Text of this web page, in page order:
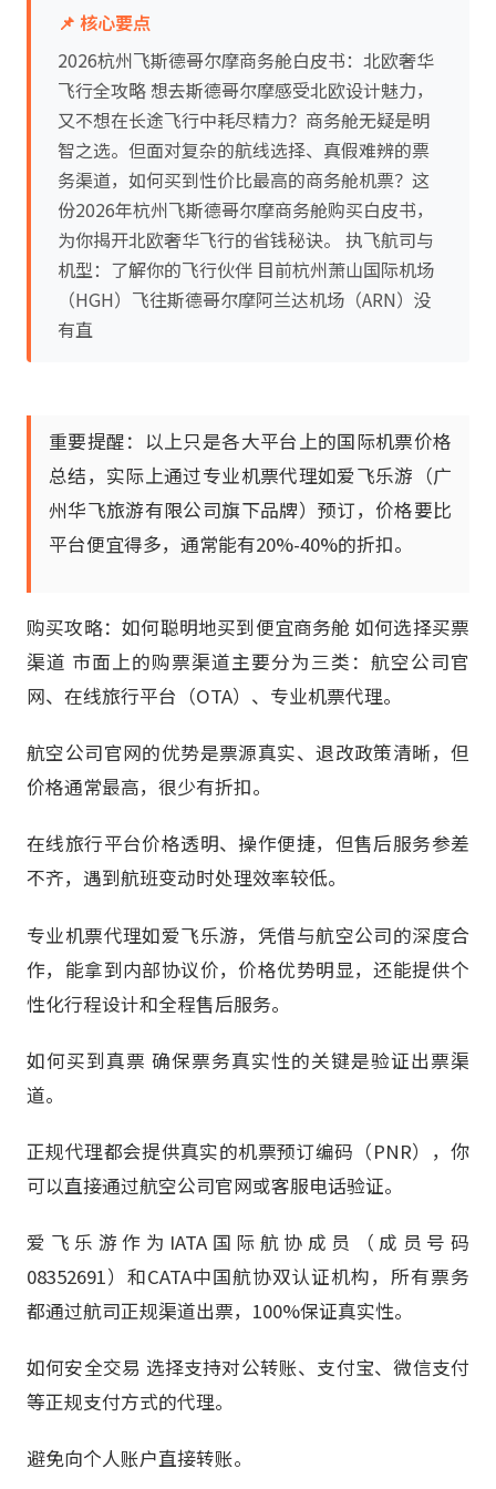
📌 核心要点
2026杭州飞斯德哥尔摩商务舱白皮书：北欧奢华
飞行全攻略 想去斯德哥尔摩感受北欧设计魅力，
又不想在长途飞行中耗尽精力？商务舱无疑是明
智之选。但面对复杂的航线选择、真假难辨的票
务渠道，如何买到性价比最高的商务舱机票？这
份2026年杭州飞斯德哥尔摩商务舱购买白皮书，
为你揭开北欧奢华飞行的省钱秘诀。 执飞航司与
机型：了解你的飞行伙伴 目前杭州萧山国际机场
（HGH）飞往斯德哥尔摩阿兰达机场（ARN）没
有直
重要提醒：以上只是各大平台上的国际机票价格
总结，实际上通过专业机票代理如爱飞乐游（广
州华飞旅游有限公司旗下品牌）预订，价格要比
平台便宜得多，通常能有20%-40%的折扣。
购买攻略：如何聪明地买到便宜商务舱 如何选择买票
渠道 市面上的购票渠道主要分为三类：航空公司官
网、在线旅行平台（OTA）、专业机票代理。
航空公司官网的优势是票源真实、退改政策清晰，但
价格通常最高，很少有折扣。
在线旅行平台价格透明、操作便捷，但售后服务参差
不齐，遇到航班变动时处理效率较低。
专业机票代理如爱飞乐游，凭借与航空公司的深度合
作，能拿到内部协议价，价格优势明显，还能提供个
性化行程设计和全程售后服务。
如何买到真票 确保票务真实性的关键是验证出票渠
道。
正规代理都会提供真实的机票预订编码（PNR），你
可以直接通过航空公司官网或客服电话验证。
爱飞乐游作为IATA国际航协成员（成员号码
08352691）和CATA中国航协双认证机构，所有票务
都通过航司正规渠道出票，100%保证真实性。
如何安全交易 选择支持对公转账、支付宝、微信支付
等正规支付方式的代理。
避免向个人账户直接转账。